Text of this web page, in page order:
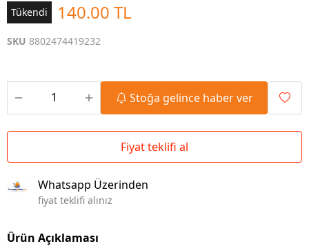
Tükendi 140.00 TL
SKU 8802474419232
Stoğa gelince haber ver
Fiyat teklifi al
Whatsapp Üzerinden
fiyat teklifi alınız
Ürün Açıklaması